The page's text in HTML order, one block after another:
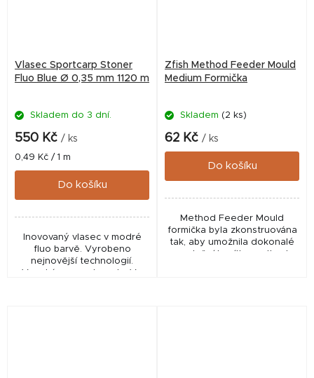
Vlasec Sportcarp Stoner
Fluo Blue Ø 0,35 mm 1120 m
Skladem do 3 dní.
550 Kč / ks
Měrná
cena:
0,49 Kč / 1 m
Do košíku
Inovovaný vlasec v modré
fluo barvě. Vyrobeno
nejnovější technologií.
Zfish Method Feeder Mould
Medium Formička
Skladem (2 ks)
62 Kč / ks
Do košíku
Method Feeder Mould
formička byla zkonstruována
tak, aby umožnila dokonalé